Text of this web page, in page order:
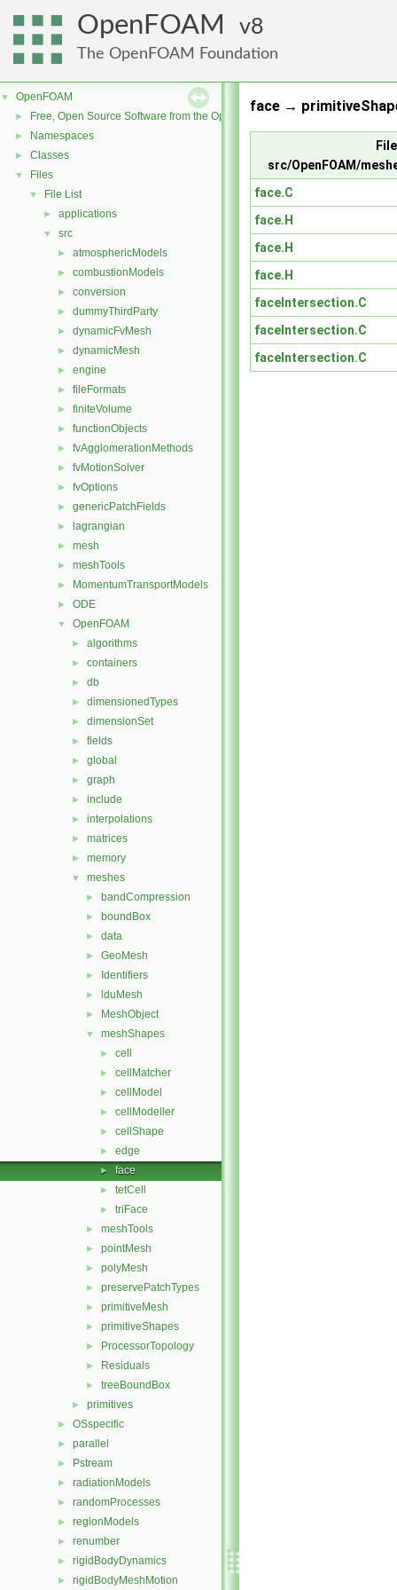
OpenFOAM 8
The OpenFOAM Foundation
▼ OpenFOAM
► Free, Open Source Software from the OpenFOAM Foundation
► Namespaces
► Classes
▼ Files
▼ File List
► applications
▼ src
► atmosphericModels
► combustionModels
► conversion
► dummyThirdParty
► dynamicFvMesh
► dynamicMesh
► engine
► fileFormats
► finiteVolume
► functionObjects
► fvAgglomerationMethods
► fvMotionSolver
► fvOptions
► genericPatchFields
► lagrangian
► mesh
► meshTools
► MomentumTransportModels
► ODE
▼ OpenFOAM
► algorithms
► containers
► db
► dimensionedTypes
► dimensionSet
► fields
► global
► graph
► include
► interpolations
► matrices
► memory
▼ meshes
► bandCompression
► boundBox
► data
► GeoMesh
► Identifiers
► lduMesh
► MeshObject
▼ meshShapes
► cell
► cellMatcher
► cellModel
► cellModeller
► cellShape
► edge
► face
► tetCell
► triFace
► meshTools
► pointMesh
► polyMesh
► preservePatchTypes
► primitiveMesh
► primitiveShapes
► ProcessorTopology
► Residuals
► treeBoundBox
► primitives
► OSspecific
► parallel
► Pstream
► radiationModels
► randomProcesses
► regionModels
► renumber
► rigidBodyDynamics
► rigidBodyMeshMotion
face →
src/OpenFOAM/
face.C
face.H
face.H
face.H
faceIntersection.C
faceIntersection.C
faceIntersection.C